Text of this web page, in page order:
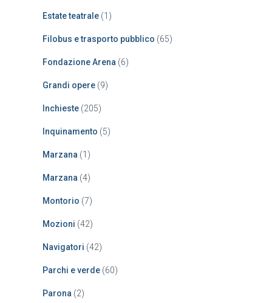
Estate teatrale (1)
Filobus e trasporto pubblico (65)
Fondazione Arena (6)
Grandi opere (9)
Inchieste (205)
Inquinamento (5)
Marzana (1)
Marzana (4)
Montorio (7)
Mozioni (42)
Navigatori (42)
Parchi e verde (60)
Parona (2)